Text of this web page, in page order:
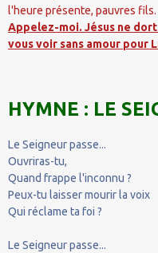
l'heure présente, pauvres fils.
Appelez-moi. Jésus ne
vous voir sans amour pour
HYMNE : LE
Le Seigneur passe...
Ouvriras-tu,
Quand frappe l'inconnu ?
Peux-tu laisser mourir la voix
Qui réclame ta foi ?
Le Seigneur passe...